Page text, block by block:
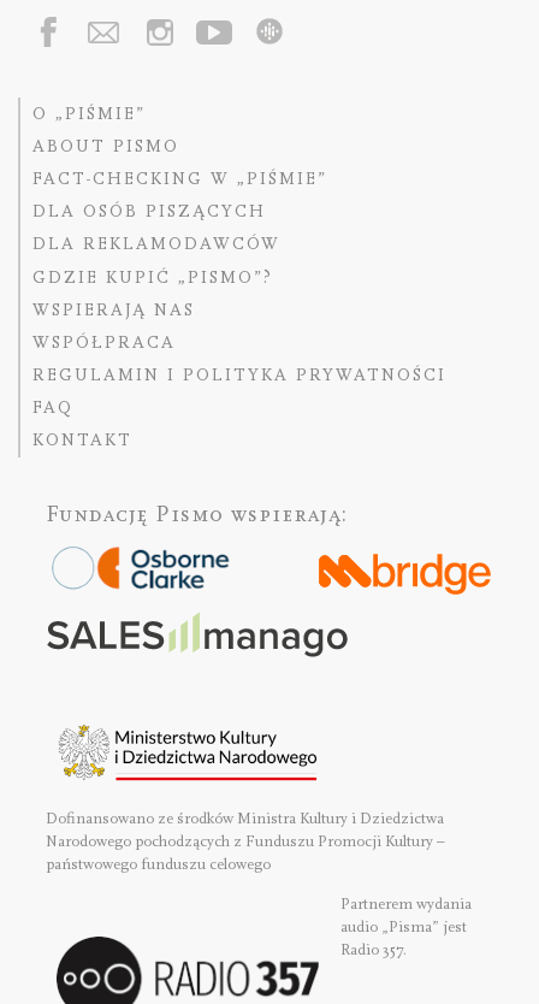
O „PIŚMIE”
ABOUT PISMO
FACT-CHECKING W „PIŚMIE”
DLA OSÓB PISZĄCYCH
DLA REKLAMODAWCÓW
GDZIE KUPIĆ „PISMO”?
WSPIERAJĄ NAS
WSPÓŁPRACA
REGULAMIN I POLITYKA PRYWATNOŚCI
FAQ
KONTAKT
Fundację Pismo wspierają:
Dofinansowano ze środków Ministra Kultury i Dziedzictwa
Narodowego pochodzących z Funduszu Promocji Kultury –
państwowego funduszu celowego
Partnerem wydania
audio „Pisma” jest
Radio 357.